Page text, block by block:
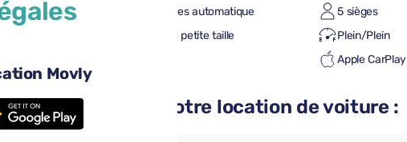
Movly
Boîte à vitesses automatique
5 sièges
Une valise de petite taille
Plein/Plein
Apple CarPlay
pratiques à votre location de voiture :